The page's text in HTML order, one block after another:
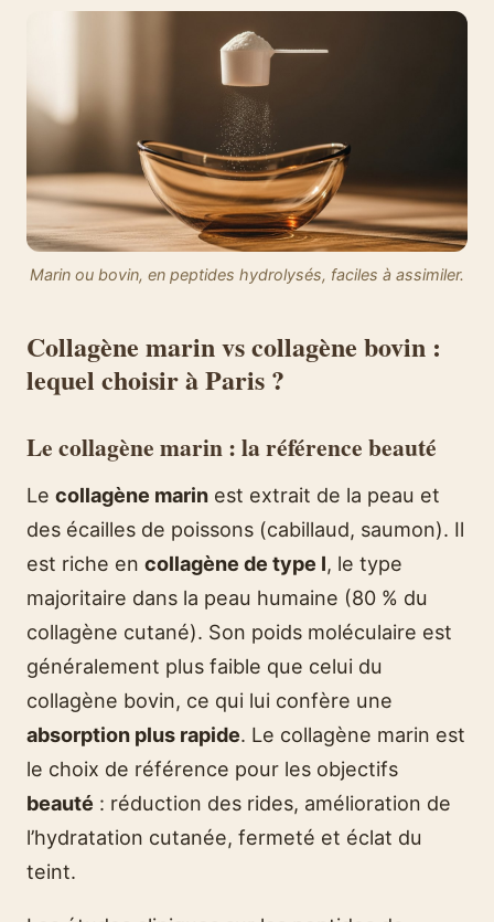
Marin ou bovin, en peptides hydrolysés, faciles à assimiler.
Collagène marin vs collagène bovin :
lequel choisir à Paris ?
Le collagène marin : la référence beauté
Le collagène marin est extrait de la peau et
des écailles de poissons (cabillaud, saumon). Il
est riche en collagène de type I, le type
majoritaire dans la peau humaine (80 % du
collagène cutané). Son poids moléculaire est
généralement plus faible que celui du
collagène bovin, ce qui lui confère une
absorption plus rapide. Le collagène marin est
le choix de référence pour les objectifs
beauté : réduction des rides, amélioration de
l’hydratation cutanée, fermeté et éclat du
teint.